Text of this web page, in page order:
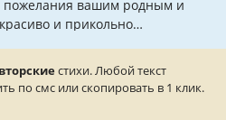
пожелания вашим родным и
и прикольно
в стихах, то в данном
вашей душе будет угодно!
стихи. Любой текст
по смс или скопировать в 1 клик.